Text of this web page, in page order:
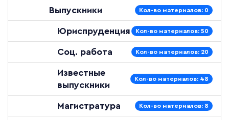
Выпускники Кол-во материалов: 0
Юриспруденция Кол-во материалов: 50
Соц. работа Кол-во материалов: 20
Известные
выпускники
Кол-во материалов: 48
Магистратура Кол-во материалов: 8